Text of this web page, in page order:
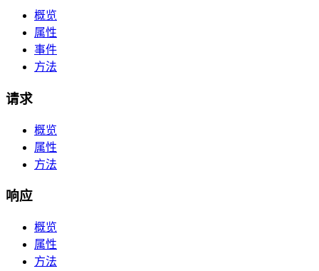
概览
属性
事件
方法
请求
概览
属性
方法
响应
概览
属性
方法